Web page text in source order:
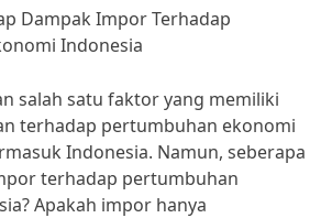
Dampak Impor Terhadap
Indonesia
salah satu faktor yang memiliki
terhadap pertumbuhan ekonomi
Indonesia. Namun, seberapa
terhadap pertumbuhan
Apakah impor hanya